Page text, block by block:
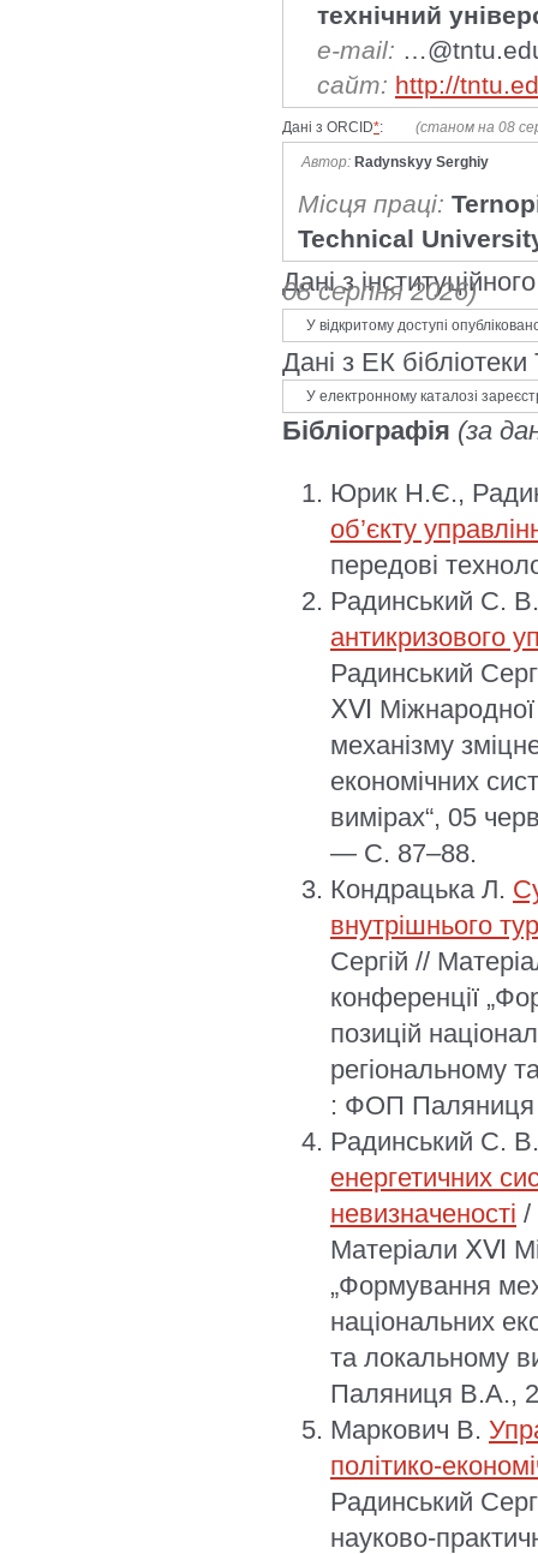
технічний
e-mail:
сайт: http://
Дані з ORCID*: (станом на 08
Автор: Radynskyy Serghiy
Місця праці:
Technical
Дані з
08 серпня 2026)
У відкритому доступі
Дані з ЕК
У електронному каталозі
Бібліографія (за
Юрик Н.Є.,
об’єкту
передові
Радинський С.
антикризового
Радинський
ⅩⅥ Міжнародної
механізму
економічних
вимірах“, 05
— С. 87–88.
Кондрацька Л.
внутрішнього
Сергій //
конференції
позицій
регіональному
: ФОП
Радинський С.
енергетичних
невизначеності /
Матеріали ⅩⅥ
„Формування
національних
та локальному
Паляниця В.А.,
Маркович В.
політико-
Радинський
науково-